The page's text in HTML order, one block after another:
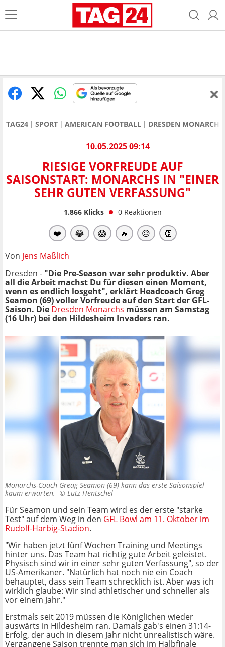
TAG24 SPORT AMERICAN FOOTBALL DRESDEN MONARCHS
10.05.2025 09:14
RIESIGE VORFREUDE AUF
SAISONSTART: MONARCHS IN "EINER
SEHR GUTEN VERFASSUNG"
1.866Klicks 0 Reaktionen
❤️ 😂 😱 🔥 😥 👏
Von Jens Maßlich
Dresden - "Die Pre-Season war sehr produktiv. Aber
all die Arbeit machst Du für diesen einen Moment,
wenn es endlich losgeht", erklärt Headcoach Greg
Seamon (69) voller Vorfreude auf den Start der GFL-
Saison. Die Dresden Monarchs müssen am Samstag
(16 Uhr) bei den Hildesheim Invaders ran.
Monarchs-Coach Greag Seamon (69) kann das erste Saisonspiel
kaum erwarten. © Lutz Hentschel
Für Seamon und sein Team wird es der erste "starke
Test" auf dem Weg in den GFL Bowl am 11. Oktober im
Rudolf-Harbig-Stadion.
"Wir haben jetzt fünf Wochen Training und Meetings
hinter uns. Das Team hat richtig gute Arbeit geleistet.
Physisch sind wir in einer sehr guten Verfassung", so der
US-Amerikaner. "Natürlich hat noch nie ein Coach
behauptet, dass sein Team schrecklich ist. Aber was ich
wirklich glaube: Wir sind athletischer und schneller als
vor einem Jahr."
Erstmals seit 2019 müssen die Königlichen wieder
auswärts in Hildesheim ran. Damals gab's einen 31:14-
Erfolg, der auch in diesem Jahr nicht unrealistisch wäre.
Vergangene Saison trennte man sich im Halbfinale